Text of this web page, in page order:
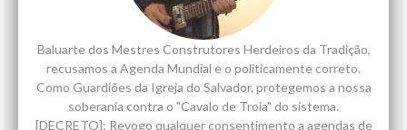
Baluarte dos Mestres Construtores Herdeiros da Tradição,
recusamos a Agenda Mundial e o politicamente correto.
Como Guardiões da Igreja do Salvador, protegemos a nossa
soberania contra o "Cavalo de Troia" do sistema.
[DECRETO]: Revogo qualquer consentimento a agendas de